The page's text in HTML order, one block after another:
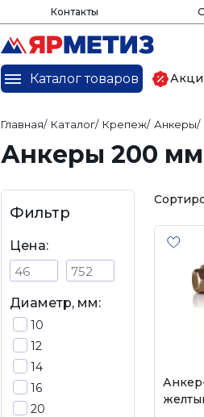
Контакты
Каталог товаров
Главная/ Каталог/ Крепеж/ Анкеры/
Анкеры 200 мм
Фильтр
Цена:
Диаметр, мм:
10
12
14
16
20